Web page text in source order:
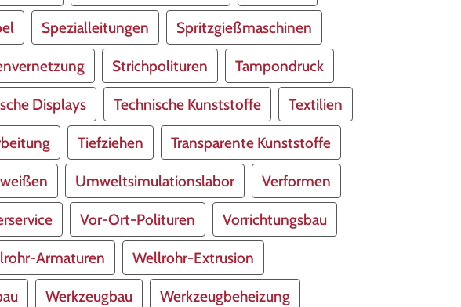
Spezialleitungen Spritzgießmaschinen
Strichpolituren Tampondruck
Displays Technische Kunststoffe Textilien
Tiefziehen Transparente Kunststoffe
Umweltsimulationslabor Verformen
Vor-Ort-Polituren Vorrichtungsbau
Armaturen Wellrohr-Extrusion
Werkzeugbau Werkzeugbeheizung